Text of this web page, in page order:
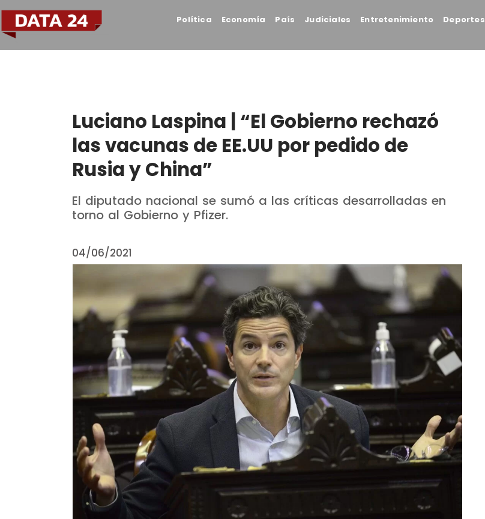
Política Economía País Judiciales Entretenimiento Deportes
Luciano Laspina | “El Gobierno rechazó
las vacunas de EE.UU por pedido de
Rusia y China”
El diputado nacional se sumó a las críticas desarrolladas en
torno al Gobierno y Pfizer.
04/06/2021